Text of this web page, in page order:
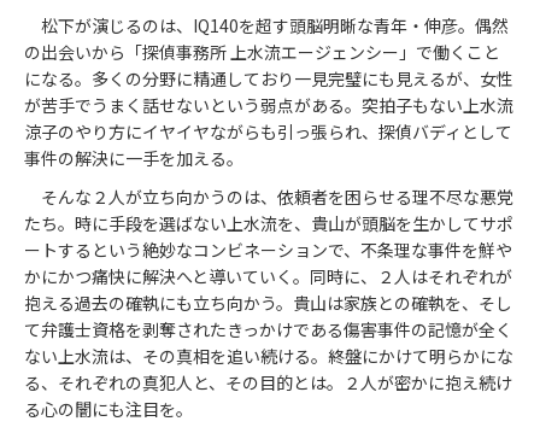
松下が演じるのは、IQ140を超す頭脳明晰な青年・伸彦。偶然
の出会いから「探偵事務所 上水流エージェンシー」で働くこと
になる。多くの分野に精通しており一見完璧にも見えるが、女性
が苦手でうまく話せないという弱点がある。突拍子もない上水流
涼子のやり方にイヤイヤながらも引っ張られ、探偵バディとして
事件の解決に一手を加える。
そんな２人が立ち向かうのは、依頼者を困らせる理不尽な悪党
たち。時に手段を選ばない上水流を、貴山が頭脳を生かしてサポ
ートするという絶妙なコンビネーションで、不条理な事件を鮮や
かにかつ痛快に解決へと導いていく。同時に、２人はそれぞれが
抱える過去の確執にも立ち向かう。貴山は家族との確執を、そし
て弁護士資格を剥奪されたきっかけである傷害事件の記憶が全く
ない上水流は、その真相を追い続ける。終盤にかけて明らかにな
る、それぞれの真犯人と、その目的とは。２人が密かに抱え続け
る心の闇にも注目を。